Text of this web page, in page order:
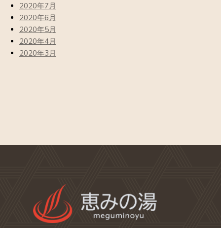
2020年7月
2020年6月
2020年5月
2020年4月
2020年3月